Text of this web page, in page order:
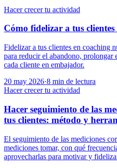
Hacer crecer tu actividad
Cómo fidelizar a tus
Fidelizar a tus clientes en coaching
para reducir el abandono, prolongar
cada cliente en embajador.
20 may 2026·8 min de lectura
Hacer crecer tu actividad
Hacer seguimiento de las
tus clientes: método y
El seguimiento de las mediciones
mediciones tomar, con qué
aprovecharlas para motivar y